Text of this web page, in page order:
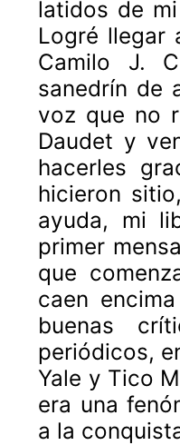
latidos de
Logré llegar
Camilo J.
sanedrín de
voz que no
Daudet y
hacerles
hicieron
ayuda, mi
primer
que
caen
buenas
periódicos,
Yale y Tico
era una
a la